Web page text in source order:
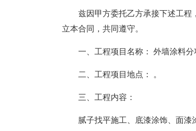
兹因甲方委托乙方承接下述工程
立本合同，共同遵守。
一、工程项目名称： 外墙涂料分
二、工程项目地点： 。
三、工程内容：
腻子找平施工、底漆涂饰、面漆